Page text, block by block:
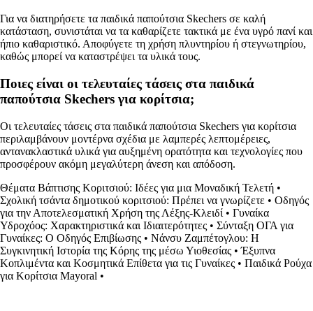
Για να διατηρήσετε τα παιδικά παπούτσια Skechers σε καλή
κατάσταση, συνιστάται να τα καθαρίζετε τακτικά με ένα υγρό πανί και
ήπιο καθαριστικό. Αποφύγετε τη χρήση πλυντηρίου ή στεγνωτηρίου,
καθώς μπορεί να καταστρέψει τα υλικά τους.
Ποιες είναι οι τελευταίες τάσεις στα παιδικά
παπούτσια Skechers για κορίτσια;
Οι τελευταίες τάσεις στα παιδικά παπούτσια Skechers για κορίτσια
περιλαμβάνουν μοντέρνα σχέδια με λαμπερές λεπτομέρειες,
αντανακλαστικά υλικά για αυξημένη ορατότητα και τεχνολογίες που
προσφέρουν ακόμη μεγαλύτερη άνεση και απόδοση.
Θέματα Βάπτισης Κοριτσιού: Ιδέες για μια Μοναδική Τελετή •
Σχολική τσάντα δημοτικού κοριτσιού: Πρέπει να γνωρίζετε • Οδηγός
για την Αποτελεσματική Χρήση της Λέξης-Κλειδί • Γυναίκα
Υδροχόος: Χαρακτηριστικά και Ιδιαιτερότητες • Σύνταξη ΟΓΑ για
Γυναίκες: Ο Οδηγός Επιβίωσης • Νάνσυ Ζαμπέτογλου: Η
Συγκινητική Ιστορία της Κόρης της μέσω Υιοθεσίας •Έξυπνα
Κοπλιμέντα και Κοσμητικά Επίθετα για τις Γυναίκες • Παιδικά Ρούχα
για Κορίτσια Mayoral •